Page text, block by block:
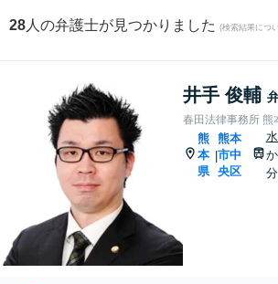
28 人の弁護士が見つかりました (検索結果につ
井手 俊輔
春田法律事務所 熊
熊
本
県
|
熊本
市中
央区
分